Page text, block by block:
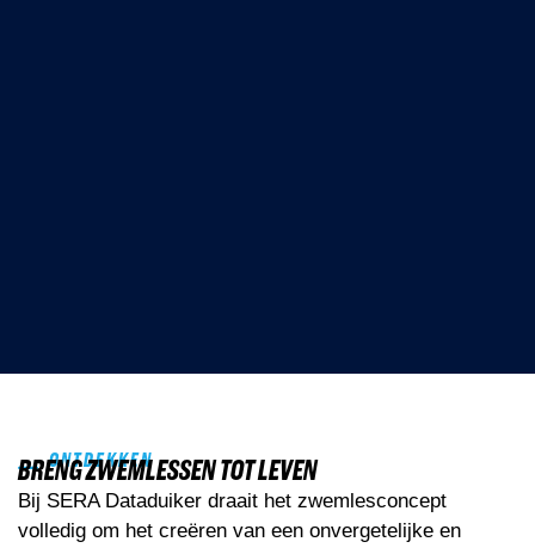
ONTDEKKEN
BRENG ZWEMLESSEN TOT LEVEN
Bij SERA Dataduiker draait het zwemlesconcept
volledig om het creëren van een onvergetelijke en